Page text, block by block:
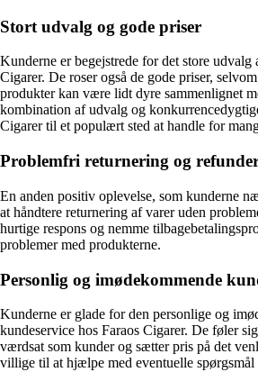
Stort udvalg og gode priser
Kunderne er begejstrede for det store udvalg
Cigarer. De roser også de gode priser,
produkter kan være lidt dyre sammenlignet
kombination af udvalg og
Cigarer til et populært sted at handle for
Problemfri returnering og
En anden positiv oplevelse, som kunderne
at håndtere returnering af varer uden
hurtige respons og nemme
problemer med produkterne.
Personlig og imødekommende
Kunderne er glade for den personlige og
kundeservice hos Faraos Cigarer. De føler
værdsat som kunder og sætter pris på det
villige til at hjælpe med eventuelle spørgsmål